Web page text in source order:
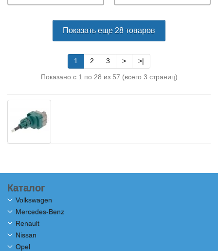
Показать еще 28 товаров
1 2 3 > >|
Показано с 1 по 28 из 57 (всего 3 страниц)
Каталог
Volkswagen
Mercedes-Benz
Renault
Nissan
Opel